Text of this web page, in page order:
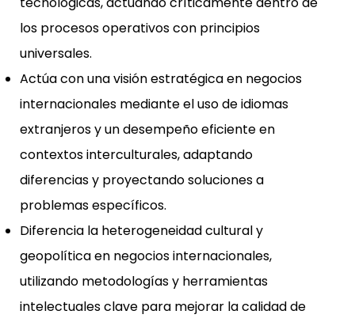
los procesos operativos con principios
universales.
Actúa con una visión estratégica en negocios
internacionales mediante el uso de idiomas
extranjeros y un desempeño eficiente en
contextos interculturales, adaptando
diferencias y proyectando soluciones a
problemas específicos.
Diferencia la heterogeneidad cultural y
geopolítica en negocios internacionales,
utilizando metodologías y herramientas
intelectuales clave para mejorar la calidad de